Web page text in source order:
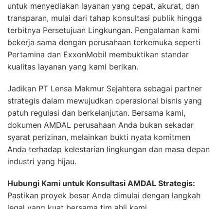
untuk menyediakan layanan yang cepat, akurat, dan
transparan, mulai dari tahap konsultasi publik hingga
terbitnya Persetujuan Lingkungan. Pengalaman kami
bekerja sama dengan perusahaan terkemuka seperti
Pertamina dan ExxonMobil membuktikan standar
kualitas layanan yang kami berikan.
Jadikan PT Lensa Makmur Sejahtera sebagai partner
strategis dalam mewujudkan operasional bisnis yang
patuh regulasi dan berkelanjutan. Bersama kami,
dokumen AMDAL perusahaan Anda bukan sekadar
syarat perizinan, melainkan bukti nyata komitmen
Anda terhadap kelestarian lingkungan dan masa depan
industri yang hijau.
Hubungi Kami untuk Konsultasi AMDAL Strategis:
Pastikan proyek besar Anda dimulai dengan langkah